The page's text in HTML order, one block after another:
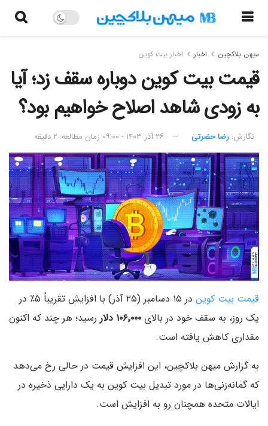
میهن بلاکچین اخبار اخبار بیت کوین
قیمت بیت کوین دوباره سقف زد؛ آیا
به زودی شاهد اصلاح خواهیم بود؟
نگارش:‌ رضا حضرتی ۲۶ آذر ۱۴۰۳ - ۰۹:۰۰ زمان مطالعه: ۲ دقیقه
قیمت بیت کوین
در ۱۵ دسامبر (۲۵ آذر) با افزایش تقریباً ۵٪ در
یک روز، به سقف خود در بالای ۱۰۶٬۰۰۰ دلار
رسید؛ هر چند که اکنون
مقداری کاهش یافته است.
به گزارش میهن بلاکچین، این افزایش قیمت در حالی رخ می‌دهد
که گمانه‌زنی‌ها در مورد تبدیل بیت کوین به یک دارایی ذخیره در
ایالات متحده همچنان رو به افزایش است.